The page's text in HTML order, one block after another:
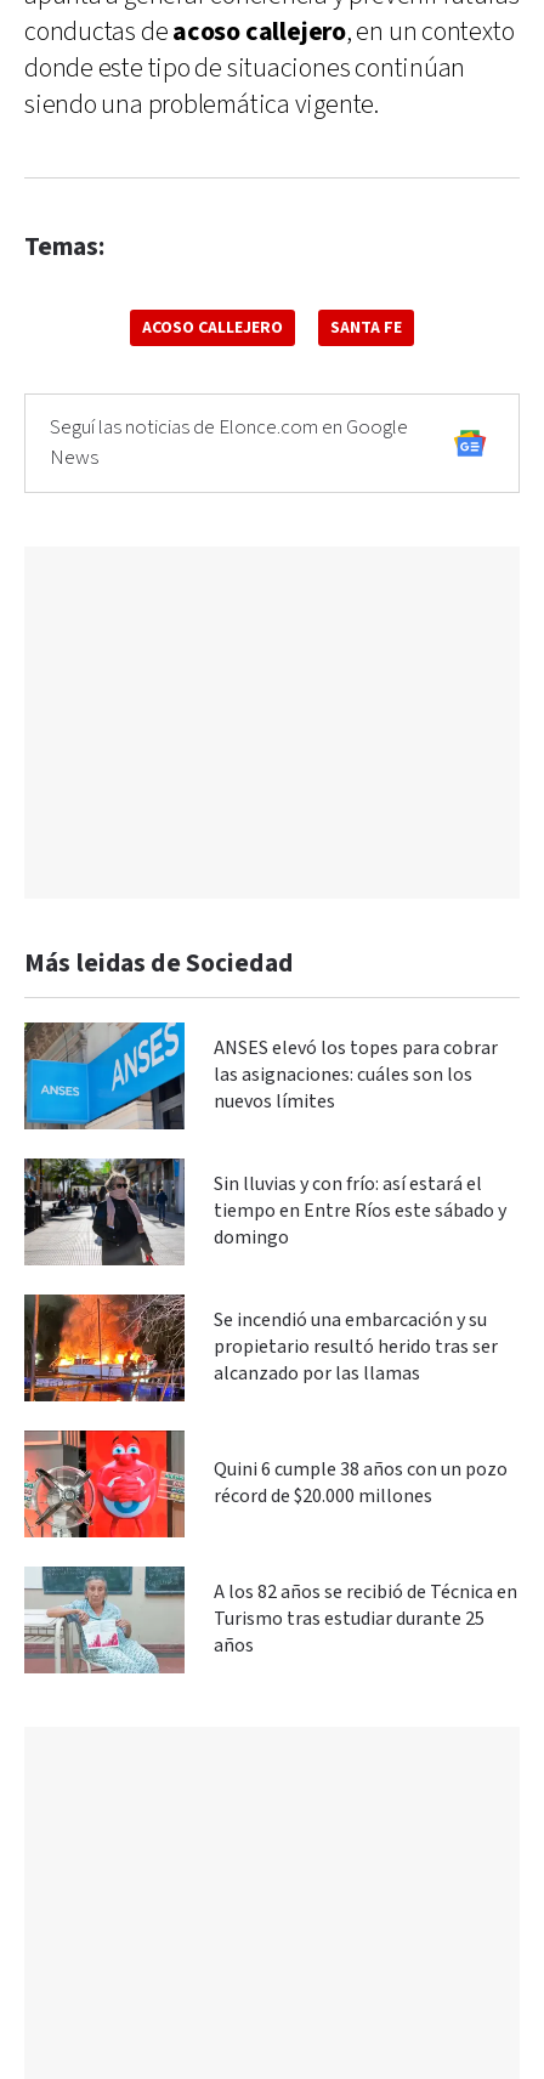
conductas deacoso callejero, en un contexto
donde este tipo de situaciones continúan
siendo una problemática vigente.
Temas:
ACOSO CALLEJERO SANTA FE
Seguí las noticias de Elonce.com en Google
News
Más leidas de Sociedad
ANSES elevó los topes para cobrar
las asignaciones: cuáles son los
nuevos límites
Sin lluvias y con frío: así estará el
tiempo en Entre Ríos este sábado y
domingo
Se incendió una embarcación y su
propietario resultó herido tras ser
alcanzado por las llamas
Quini 6 cumple 38 años con un pozo
récord de $20.000 millones
A los 82 años se recibió de Técnica en
Turismo tras estudiar durante 25
años